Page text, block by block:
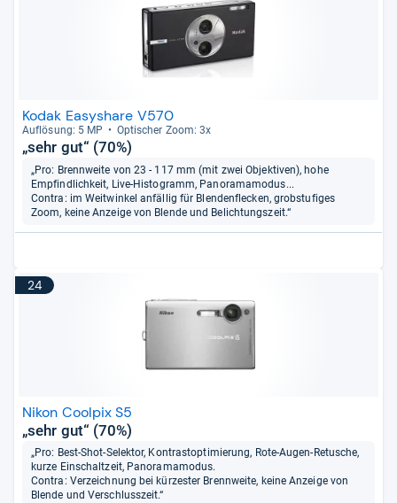
Kodak Easyshare V570
Auf­lö­sung: 5 MP Opti­scher Zoom: 3x
„sehr gut“ (70%)
„Pro: Brennweite von 23 - 117 mm (mit zwei Objektiven), hohe
Empfindlichkeit, Live-Histogramm, Panoramamodus...
Contra: im Weitwinkel anfällig für Blendenflecken, grobstufiges
Zoom, keine Anzeige von Blende und Belichtungszeit.“
24
Nikon Coolpix S5
„sehr gut“ (70%)
„Pro: Best-Shot-Selektor, Kontrastoptimierung, Rote-Augen-Retusche,
kurze Einschaltzeit, Panoramamodus.
Contra: Verzeichnung bei kürzester Brennweite, keine Anzeige von
Blende und Verschlusszeit.“